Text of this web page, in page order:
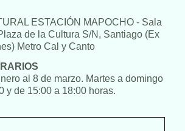
al 8 de marzo. Martes a domingo
y de 15:00 a 18:00 horas.
ESTACIÓN MAPOCHO - Sala
de la Cultura S/N, Santiago (Ex
Metro Cal y Canto